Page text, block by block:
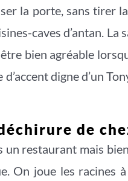
la porte, sans tirer
caves d’antan.
bien agréable
digne d’un
de
un restaurant mais
On joue les racines